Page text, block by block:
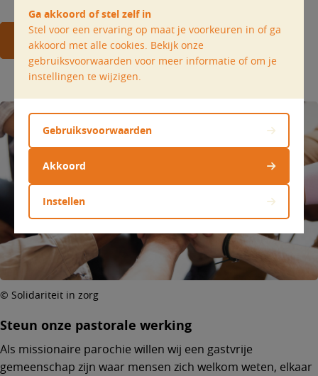
Alle nieuws uit Zottegem
© Solidariteit in zorg
Steun onze pastorale werking
Als missionaire parochie willen wij een gastvrije
gemeenschap zijn waar mensen zich welkom weten, elkaar
Ga akkoord of stel zelf in
Stel voor een ervaring op maat je voorkeuren in of ga
akkoord met alle cookies. Bekijk onze
gebruiksvoorwaarden voor meer informatie of om je
instellingen te wijzigen.
Gebruiksvoorwaarden
Akkoord
Instellen